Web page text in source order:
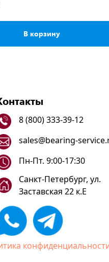
В корзину
8 (800) 333-39-12
sales@bearing-
Санкт-Петербург, ул.
Заставская 22 к.Е
Пн-Пт. 9:00-17:30